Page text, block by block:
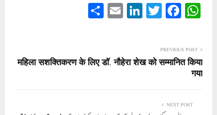
W
ha
A
pp
Fa
ce
ok
T
wi
r
Li
nk
In
E
m
PREVIOUS POST
महिला सशक्तिकरण के लिए डॉ. नौहेरा शेख को सम्मानित किया
गया
NEXT POST